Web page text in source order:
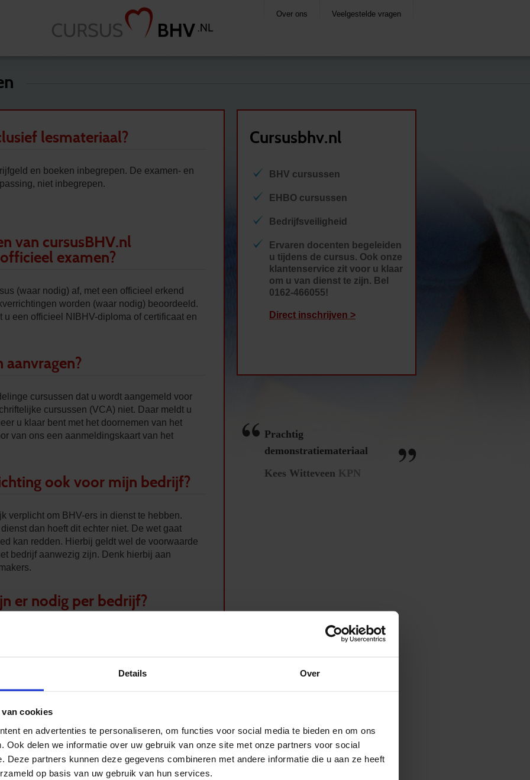
Details Over
cookies
en advertenties te personaliseren, om functies voor social media te bieden en om ons
Ook delen we informatie over uw gebruik van onze site met onze partners voor social
Deze partners kunnen deze gegevens combineren met andere informatie die u aan ze heeft
op basis van uw gebruik van hun services.
Over ons Veelgestelde vragen
lesmateriaal?
en boeken inbegrepen. De examen- en
niet inbegrepen.
van cursusBHV.nl
examen?
(waar nodig) af, met een officieel erkend
worden (waar nodig) beoordeeld.
u een officieel NIBHV-diploma of certificaat en
cursussen dat u wordt aangemeld voor
cursussen (VCA) niet. Daar meldt u
u klaar bent met het doornemen van het
van ons een aanmeldingskaart van het
ook voor mijn bedrijf?
verplicht om BHV-ers in dienst te hebben.
dan hoeft dit echter niet. De wet gaat
kan redden. Hierbij geldt wel de voorwaarde
bedrijf aanwezig zijn. Denk hierbij aan
er nodig per bedrijf?
BHV-ers aanwezig zijn. Hoeveel, is
in het bedrijf komen vallen ook onder de
cursus B-VCA en de
Cursusbhv.nl
BHV cursussen
EHBO cursussen
Bedrijfsveiligheid
Ervaren docenten begeleiden
u tijdens de cursus. Ook onze
klantenservice zit voor u klaar
om u van dienst te zijn. Bel
0162-466055!
Direct inschrijven >
Prachtig
demonstratiemateriaal
Kees Witteveen KPN